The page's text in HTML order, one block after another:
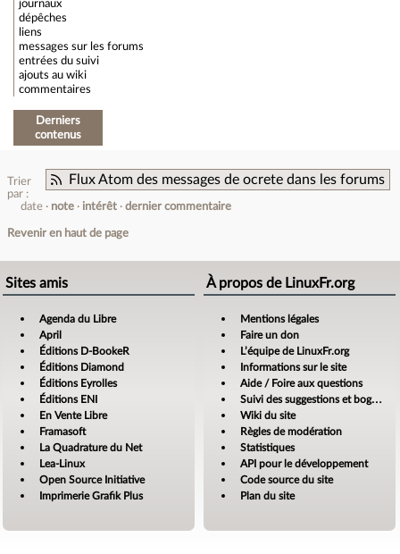
journaux
dépêches
liens
messages sur les forums
entrées du suivi
ajouts au wiki
commentaires
Derniers
contenus
Flux Atom des messages de ocrete dans les forums
Trier
par :
date
note intérêt dernier commentaire
Revenir en haut de page
Sites amis
Agenda du Libre
April
Éditions D-BookeR
Éditions Diamond
Éditions Eyrolles
Éditions ENI
En Vente Libre
Framasoft
La Quadrature du Net
Lea-Linux
Open Source Initiative
Imprimerie Grafik Plus
À propos de LinuxFr.org
Mentions légales
Faire un don
L’équipe de LinuxFr.org
Informations sur le site
Aide / Foire aux questions
Suivi des suggestions et bogues
Wiki du site
Règles de modération
Statistiques
API pour le développement
Code source du site
Plan du site